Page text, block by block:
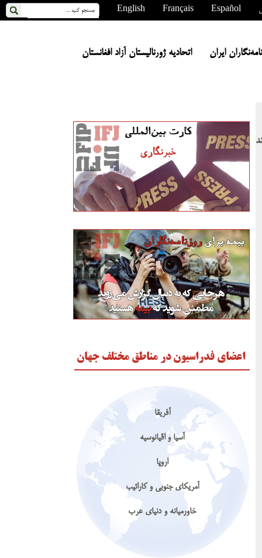
English Français Español
ایران اتحادیه ژورنالیستان آزاد افغانستان
اعضای فدراسیون در مناطق مختلف جهان
آفریقا
آسیا و اقیانوسیه
اروپا
آمریکای جنوبی و کارائیب
خاورمیانه و دنیای عرب